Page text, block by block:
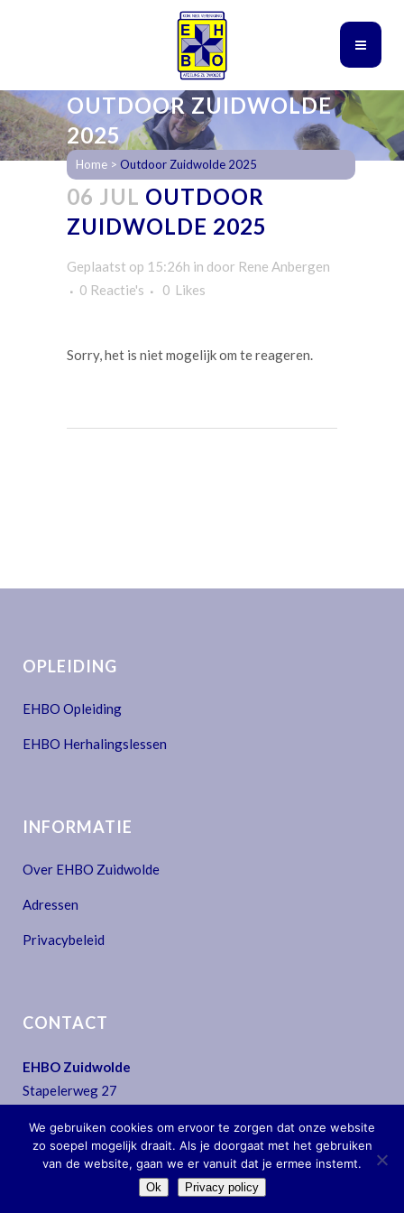
OUTDOOR ZUIDWOLDE
2025
Home > Outdoor Zuidwolde 2025
06 JUL OUTDOOR
ZUIDWOLDE 2025
Geplaatst op 15:26h in door Rene Anbergen
0 Reactie's
0 Likes
Sorry, het is niet mogelijk om te reageren.
OPLEIDING
EHBO Opleiding
EHBO Herhalingslessen
INFORMATIE
Over EHBO Zuidwolde
Adressen
Privacybeleid
CONTACT
EHBO Zuidwolde
Stapelerweg 27
T:0522 - 44 30 07
secretariaat@ehbo-zuidwolde.nl
We gebruiken cookies om ervoor te zorgen dat onze website
zo soepel mogelijk draait. Als je doorgaat met het gebruiken
van de website, gaan we er vanuit dat je ermee instemt.
Ok Privacy policy